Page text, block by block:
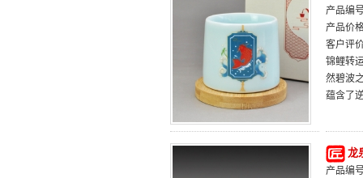
产品编
产品价
客户评
锦鲤转
然碧波
蕴含了
龙
产品编